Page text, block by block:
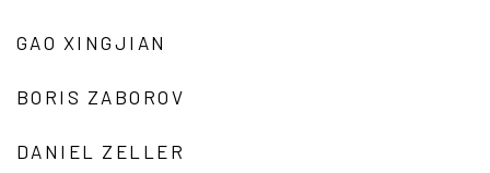
GAO XINGJIAN
BORIS ZABOROV
DANIEL ZELLER